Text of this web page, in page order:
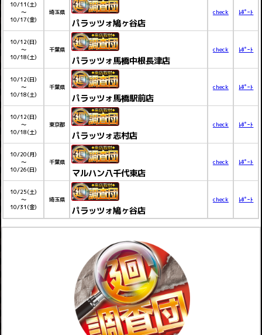
10/11(土)
～
10/17(金)
埼玉県
パラッツォ鳩ヶ谷店
check ﾚﾎﾟｰﾄ
10/12(日)
～
10/18(土)
千葉県
パラッツォ馬橋中根長津店
check ﾚﾎﾟｰﾄ
10/12(日)
～
10/18(土)
千葉県
パラッツォ馬橋駅前店
check ﾚﾎﾟｰﾄ
10/12(日)
～
10/18(土)
東京都
パラッツォ志村店
check ﾚﾎﾟｰﾄ
10/20(月)
～
10/26(日)
千葉県
マルハン八千代東店
check ﾚﾎﾟｰﾄ
10/25(土)
～
10/31(金)
埼玉県
パラッツォ鳩ヶ谷店
check ﾚﾎﾟｰﾄ